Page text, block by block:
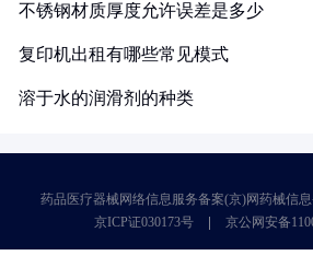
不锈钢材质厚度允许误差是多少
复印机出租有哪些常见模式
溶于水的润滑剂的种类
药品医疗器械网络信息服务备案(京)网药械信
京ICP证030173号
京公网安备